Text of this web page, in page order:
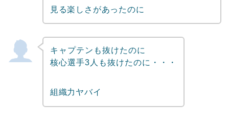
見る楽しさがあったのに
キャプテンも抜けたのに
核心選手3人も抜けたのに・・・
組織力ヤバイ